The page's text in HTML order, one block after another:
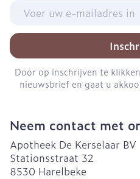
Door op inschrijven te
nieuwsbrief en gaat u
Neem contact met
Apotheek De Kerselaar BV
Stationsstraat 32
8530 Harelbeke